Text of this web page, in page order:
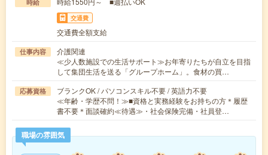
時給
交通費
交通費全額支給
仕事内容
介護関連
≪少人数施設での生活サポート≫お年寄りたちが自立を目指
して集団生活を送る「グループホーム」。食材の買…
応募資格
ブランクOK / パソコンスキル不要 / 英語力不要
≪年齢・学歴不問！≫■資格と実務経験をお持ちの方＊履歴
書不要＊面談確約≪待遇≫・社会保険完備・社員登…
職場の雰囲気